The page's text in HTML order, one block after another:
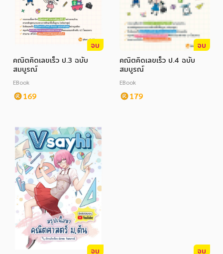
จบ
คณิตคิดเลขเร็ว ป.3 ฉบับ
สมบูรณ์
EBook
169
จบ
คณิตคิดเลขเร็ว ป.4 ฉบับ
สมบูรณ์
EBook
179
จบ
จบ